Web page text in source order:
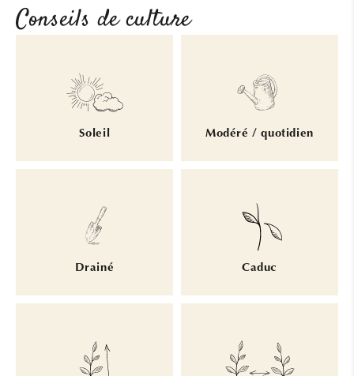
Conseils de culture
Soleil Modéré / quotidien
Drainé Caduc